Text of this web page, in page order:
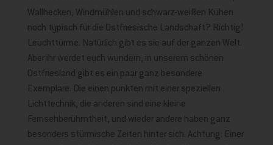
Wallhecken, Windmühlen und schwarz-weißen Kühen
noch typisch für die Ostfriesische Landschaft? Richtig!
Leuchttürme. Natürlich gibt es sie auf der ganzen Welt.
Aber ihr werdet euch wundern, in unserem schönen
Ostfriesland gibt es ein paar ganz besondere
Exemplare. Die einen punkten mit einer speziellen
Lichttechnik, die anderen sind eine kleine
Fernsehberühmtheit, und wieder andere haben ganz
besonders stürmische Zeiten hinter sich. Achtung: Einer